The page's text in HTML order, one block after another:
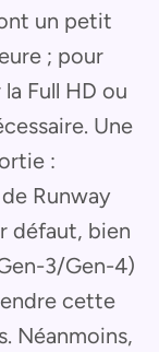
un petit
; pour
Full HD ou
Une
:
Runway
défaut, bien
3/Gen-4)
cette
Néanmoins,